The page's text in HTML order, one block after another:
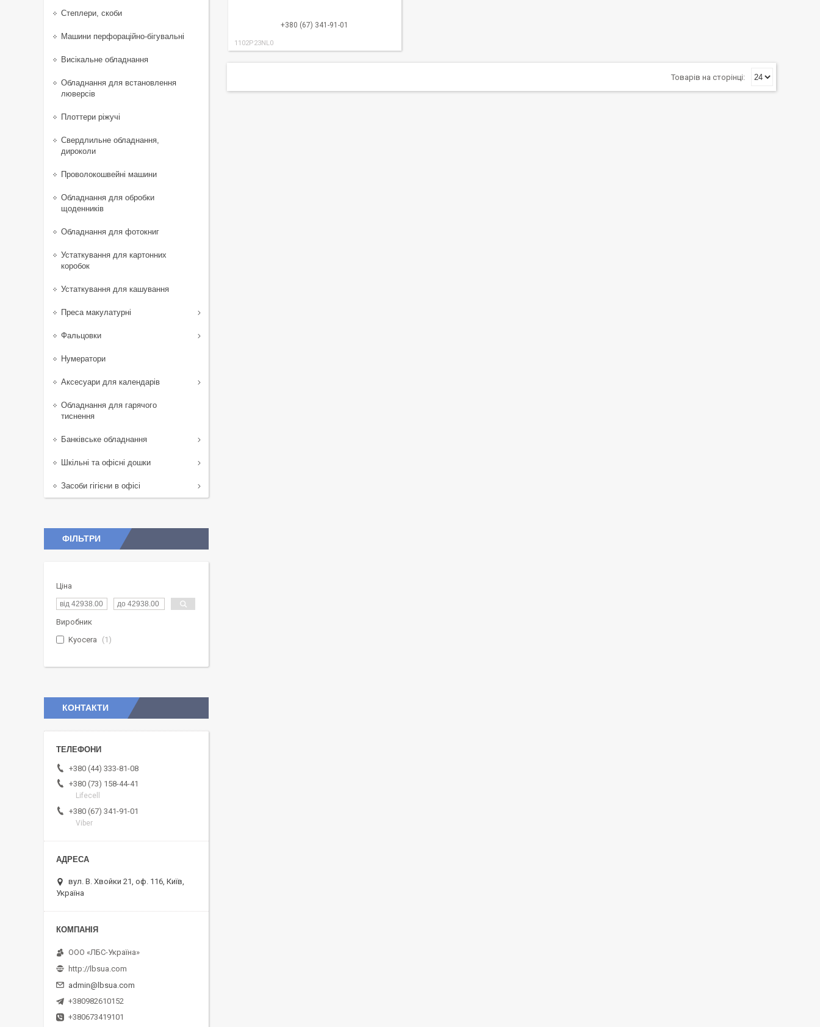
+380 (67) 341-91-01
1102P23NL0
Степлери, скоби
Машини перфораційно-бігувальні
Висікальне обладнання
Обладнання для встановлення
люверсів
Плоттери ріжучі
Свердлильне обладнання,
дироколи
Проволокошвейні машини
Обладнання для обробки
щоденників
Обладнання для фотокниг
Устаткування для картонних
коробок
Устаткування для кашування
Преса макулатурні
Фальцовки
Нумератори
Аксесуари для календарів
Обладнання для гарячого
тиснення
Банківське обладнання
Шкільні та офісні дошки
Засоби гігієни в офісі
ФІЛЬТРИ
Ціна
Виробник
Kyocera
1
КОНТАКТИ
+380 (44) 333-81-08
+380 (73) 158-44-41
Lifecell
+380 (67) 341-91-01
Viber
вул. В. Хвойки 21, оф. 116, Київ,
Україна
ООО «ЛБС-Україна»
http://lbsua.com
admin@lbsua.com
+380982610152
+380673419101